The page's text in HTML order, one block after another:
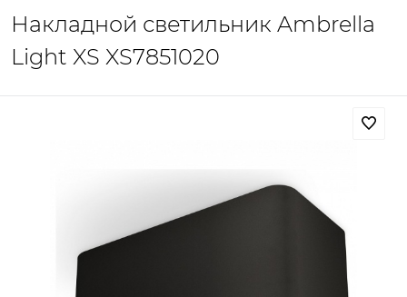
Накладной светильник Ambrella
Light XS XS7851020